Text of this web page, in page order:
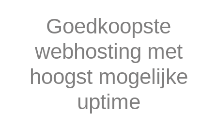
Goedkoopste
webhosting met
hoogst mogelijke
uptime